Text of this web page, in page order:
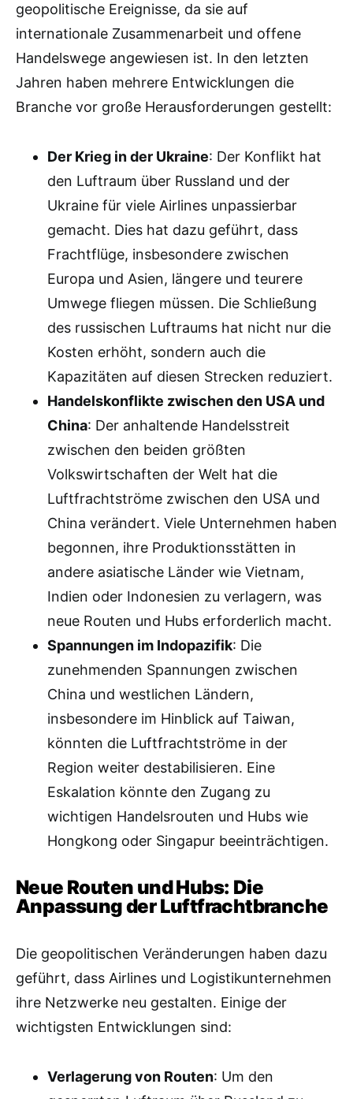
geopolitische Ereignisse, da sie auf
internationale Zusammenarbeit und offene
Handelswege angewiesen ist. In den letzten
Jahren haben mehrere Entwicklungen die
Branche vor große Herausforderungen gestellt:
Der Krieg in der Ukraine: Der Konflikt hat
den Luftraum über Russland und der
Ukraine für viele Airlines unpassierbar
gemacht. Dies hat dazu geführt, dass
Frachtflüge, insbesondere zwischen
Europa und Asien, längere und teurere
Umwege fliegen müssen. Die Schließung
des russischen Luftraums hat nicht nur die
Kosten erhöht, sondern auch die
Kapazitäten auf diesen Strecken reduziert.
Handelskonflikte zwischen den USA und
China: Der anhaltende Handelsstreit
zwischen den beiden größten
Volkswirtschaften der Welt hat die
Luftfrachtströme zwischen den USA und
China verändert. Viele Unternehmen haben
begonnen, ihre Produktionsstätten in
andere asiatische Länder wie Vietnam,
Indien oder Indonesien zu verlagern, was
neue Routen und Hubs erforderlich macht.
Spannungen im Indopazifik: Die
zunehmenden Spannungen zwischen
China und westlichen Ländern,
insbesondere im Hinblick auf Taiwan,
könnten die Luftfrachtströme in der
Region weiter destabilisieren. Eine
Eskalation könnte den Zugang zu
wichtigen Handelsrouten und Hubs wie
Hongkong oder Singapur beeinträchtigen.
Neue Routen und Hubs: Die
Anpassung der Luftfrachtbranche
Die geopolitischen Veränderungen haben dazu
geführt, dass Airlines und Logistikunternehmen
ihre Netzwerke neu gestalten. Einige der
wichtigsten Entwicklungen sind:
Verlagerung von Routen: Um den